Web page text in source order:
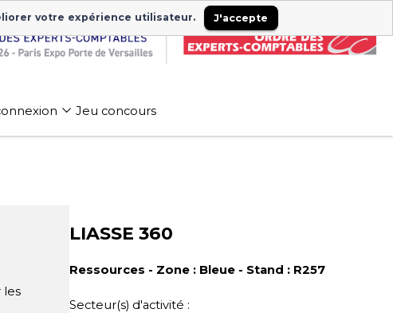
Jeu concours
les
LIASSE 360
Ressources - Zone : Bleue - Stand : R257
Secteur(s) d'activité :
votre expérience utilisateur. J'accepte